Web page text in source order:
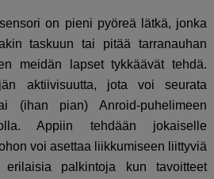
on pieni pyöreä lätkä, jonka
taskuun tai pitää tarranauhan
meidän lapset tykkäävät tehdä.
aktiivisuutta, jota voi seurata
(ihan pian) Anroid-puhelimeen
Appiin tehdään jokaiselle
voi asettaa liikkumiseen liittyviä
palkintoja kun tavoitteet